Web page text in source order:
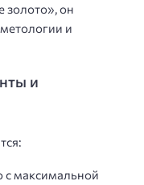
золото», он
и
и
с максимальной